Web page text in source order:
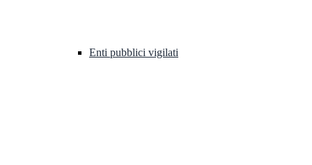
Enti pubblici vigilati